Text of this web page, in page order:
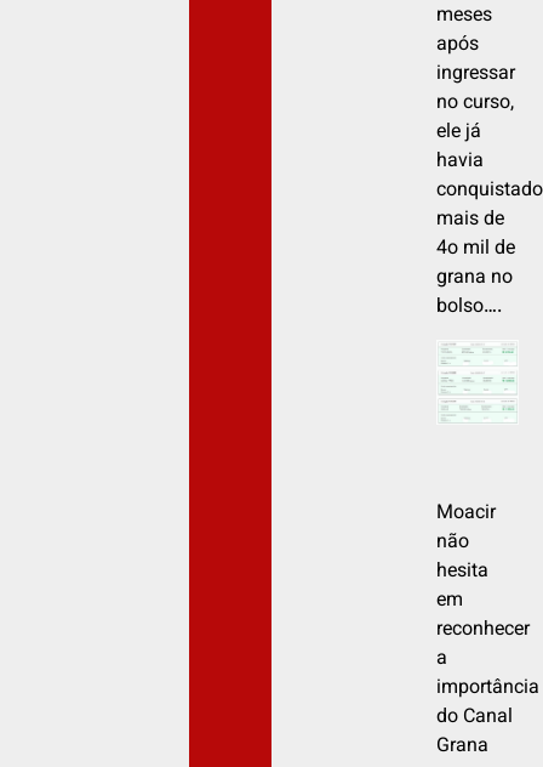
meses
após
ingressar
no curso,
ele já
havia
conquistado
mais de
4o mil de
grana no
bolso….
Moacir
não
hesita
em
reconhecer
a
importância
do Canal
Grana